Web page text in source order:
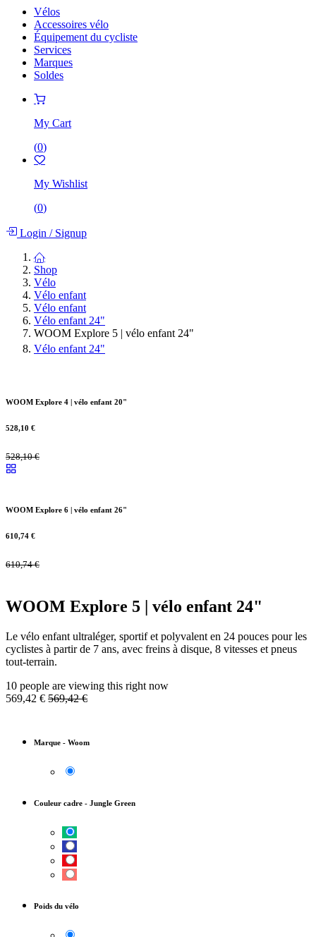
Vélos
Accessoires vélo
Équipement du cycliste
Services
Marques
Soldes
My Cart
(0)
My Wishlist
(0)
Login /Signup
Shop
Vélo
Vélo enfant
Vélo enfant
Vélo enfant 24"
WOOM Explore 5 | vélo enfant 24"
Vélo enfant 24"
WOOM Explore 4 | vélo enfant 20"
528,10 €
528,10€
WOOM Explore 6 | vélo enfant 26"
610,74 €
610,74€
WOOM Explore 5 | vélo enfant 24"
Le vélo enfant ultraléger, sportif et polyvalent en 24 pouces pour les
cyclistes à partir de 7 ans, avec freins à disque, 8 vitesses et pneus
tout-terrain.
10 people are viewing this right now
569,42 € 569,42€
Marque - Woom
Couleur cadre - Jungle Green
Poids du vélo